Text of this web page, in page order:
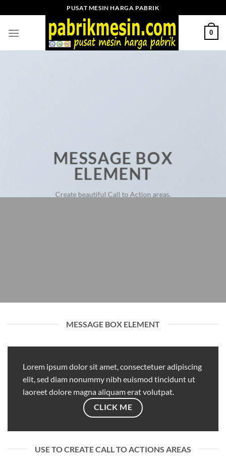
to
content
PUSAT MESIN HARGA PABRIK
0
MESSAGE BOX
ELEMENT
Create beautiful Call to Action areas.
MESSAGE BOX ELEMENT
Lorem ipsum dolor sit amet, consectetuer adipiscing
elit, sed diam nonummy nibh euismod tincidunt ut
laoreet dolore magna aliquam erat volutpat.
CLICK ME
USE TO CREATE CALL TO ACTIONS AREAS